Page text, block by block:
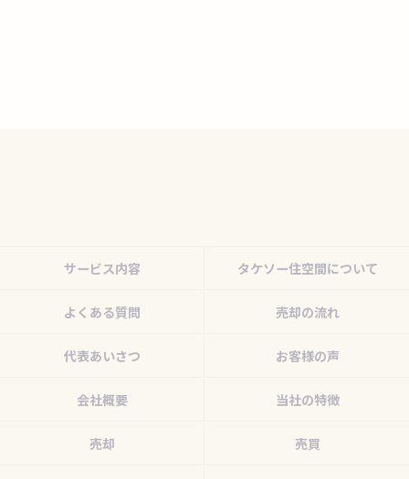
サービス内容 タケソー住空間について
よくある質問 売却の流れ
代表あいさつ お客様の声
会社概要 当社の特徴
売却 売買